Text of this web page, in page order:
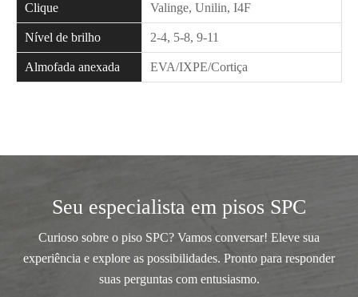
Clique Valinge, Unilin, I4F
Nível de brilho 2-4, 5-8, 9-11
Almofada anexada EVA/IXPE/Cortiça
Seu especialista em pisos SPC
Curioso sobre o piso SPC? Vamos conversar! Eleve sua
experiência e explore as possibilidades. Pronto para responder
suas perguntas com entusiasmo.